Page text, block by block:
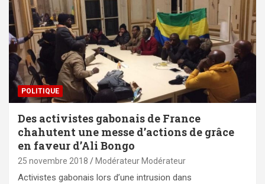
POLITIQUE
Des activistes gabonais de France
chahutent une messe d’actions de grâce
en faveur d’Ali Bongo
25 novembre 2018 Modérateur Modérateur
Activistes gabonais lors d’une intrusion dans